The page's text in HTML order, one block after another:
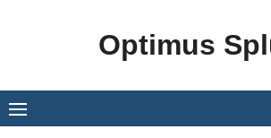
Optimus